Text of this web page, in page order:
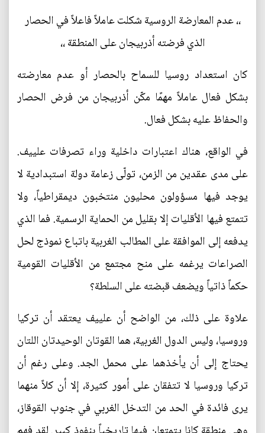
،، عدم المعارضة الروسية شكلت عاملاً فاعلاً في الحصار
الذي فرضته أذربيجان على المنطقة ،،
كان استعداد روسيا للسماح بالحصار أو عدم معارضته
بشكل فعال عاملاً مهمًا مكّن أذربيجان من فرض الحصار
والحفاظ عليه بشكل فعال.
في الواقع، هناك اعتبارات داخلية وراء تصرفات علييف.
على مدى عقدين من الزمن، تولّى زعامة دولة استبدادية لا
يوجد فيها مسؤولون محليون منتخبون ديمقراطياً، ولا
تتمتع فيها الأقليات إلا بقليل من الحماية الرسمية. فما الذي
يدفعه إلى الموافقة على المطالب الغربية باتباع نموذج لحل
الصراعات يرغمه على منح مجتمع من الأقليات القومية
حكماً ذاتياً ويضعف قبضته على السلطة؟
علاوة على ذلك، من الواضح أن علييف يعتقد أن تركيا
وروسيا، وليس الدول الغربية، هما القوتان الوحيدتان اللتان
يحتاج إلى أن يأخذهما على محمل الجد. وعلى رغم أن
تركيا وروسيا لا تتفقان على أمور كثيرة، إلا أن كلاً منهما
يرى فائدة في الحد من التدخل الغربي في جنوب القوقاز،